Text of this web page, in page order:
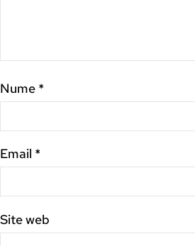
Nume *
Email *
Site web